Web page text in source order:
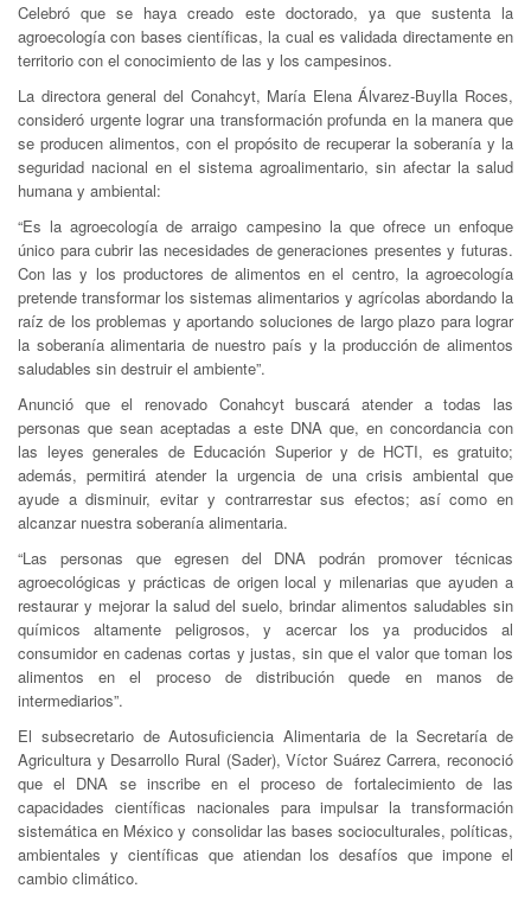
Celebró que se haya creado este doctorado, ya que sustenta la
agroecología con bases científicas, la cual es validada directamente en
territorio con el conocimiento de las y los campesinos.
La directora general del Conahcyt, María Elena Álvarez-Buylla Roces,
consideró urgente lograr una transformación profunda en la manera que
se producen alimentos, con el propósito de recuperar la soberanía y la
seguridad nacional en el sistema agroalimentario, sin afectar la salud
humana y ambiental:
“Es la agroecología de arraigo campesino la que ofrece un enfoque
único para cubrir las necesidades de generaciones presentes y futuras.
Con las y los productores de alimentos en el centro, la agroecología
pretende transformar los sistemas alimentarios y agrícolas abordando la
raíz de los problemas y aportando soluciones de largo plazo para lograr
la soberanía alimentaria de nuestro país y la producción de alimentos
saludables sin destruir el ambiente”.
Anunció que el renovado Conahcyt buscará atender a todas las
personas que sean aceptadas a este DNA que, en concordancia con
las leyes generales de Educación Superior y de HCTI, es gratuito;
además, permitirá atender la urgencia de una crisis ambiental que
ayude a disminuir, evitar y contrarrestar sus efectos; así como en
alcanzar nuestra soberanía alimentaria.
“Las personas que egresen del DNA podrán promover técnicas
agroecológicas y prácticas de origen local y milenarias que ayuden a
restaurar y mejorar la salud del suelo, brindar alimentos saludables sin
químicos altamente peligrosos, y acercar los ya producidos al
consumidor en cadenas cortas y justas, sin que el valor que toman los
alimentos en el proceso de distribución quede en manos de
intermediarios”.
El subsecretario de Autosuficiencia Alimentaria de la Secretaría de
Agricultura y Desarrollo Rural (Sader), Víctor Suárez Carrera, reconoció
que el DNA se inscribe en el proceso de fortalecimiento de las
capacidades científicas nacionales para impulsar la transformación
sistemática en México y consolidar las bases socioculturales, políticas,
ambientales y científicas que atiendan los desafíos que impone el
cambio climático.